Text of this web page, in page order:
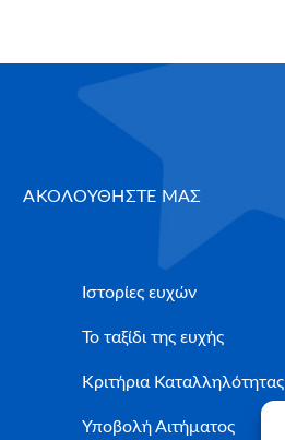
ΑΚΟΛΟΥΘΗΣΤΕ ΜΑΣ
Ιστορίες ευχών
Το ταξίδι της ευχής
Κριτήρια Καταλληλότητας
Υποβολή Αιτήματος